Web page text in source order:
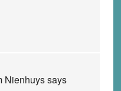
Nienhuyssays